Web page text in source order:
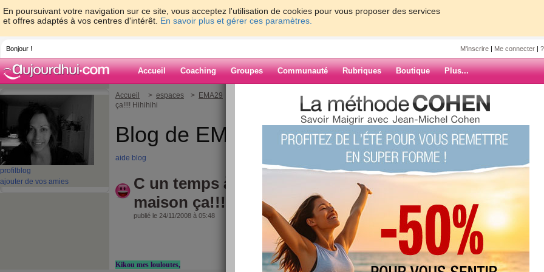
En poursuivant votre navigation sur ce site, vous acceptez l'utilisation de cookies pour vous proposer des services
et offres adaptés à vos centres d'intérêt. En savoir plus et gérer ces paramètres.
Bonjour ! M'inscrire | Me connecter |
Accueil Coaching Groupes Communauté Rubriques Boutique Plus...
profil blog
ajouter de vos amies
Accueil > espaces > EMA29
> C un temps à rester au chaud à la maison
ça!!!! Hihihihi
Blog de EMA29
aide blog
C un temps à rester au chaud à la
maison ça!!!! Hihihihi
publié le 24/11/2008 à 05:48
Kikou mes louloutes,
ARCHIVES